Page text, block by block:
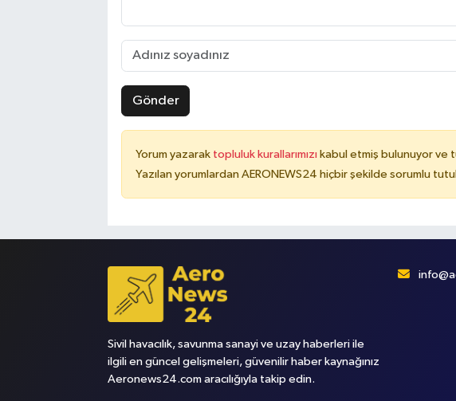
Gönder
Yorum yazarak topluluk kurallarımızı kabul etmiş bulunuyor ve
Yazılan yorumlardan AERONEWS24 hiçbir şekilde sorumlu
Sivil havacılık, savunma sanayi ve uzay haberleri ile
ilgili en güncel gelişmeleri, güvenilir haber kaynağınız
Aeronews24.com aracılığıyla takip edin.